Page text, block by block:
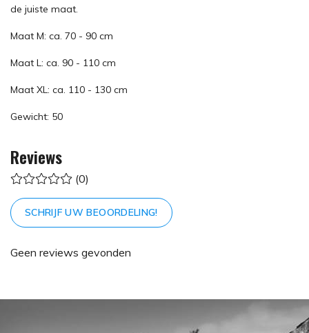
de juiste maat.
Maat M: ca. 70 - 90 cm
Maat L: ca. 90 - 110 cm
Maat XL: ca. 110 - 130 cm
Gewicht: 50
Reviews
(0)
SCHRIJF UW BEOORDELING!
Geen reviews gevonden